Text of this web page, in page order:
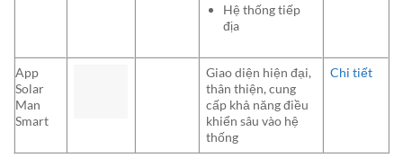
Hệ thống tiếp
địa
App
Solar
Man
Smart
Giao diện hiện đại,
thân thiện, cung
cấp khả năng điều
khiển sâu vào hệ
thống
Chi tiết